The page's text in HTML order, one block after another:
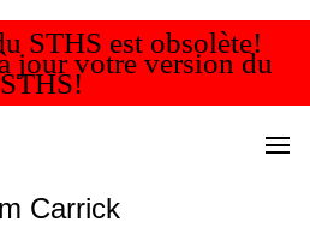
STHS est obsolète!
jour votre version du
STHS!
Carrick